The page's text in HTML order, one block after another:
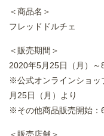
＜商品名＞
フレッドドルチェ
＜販売期間＞
2020年5月25日（月）～
※公式オンラインショッ
月25日（月）より
※その他商品販売開始：